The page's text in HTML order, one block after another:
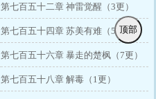
第七百五十二章 神雷觉醒（3更）
第七百五十四章 苏美有难（5更）
第七百五十六章 暴走的楚枫（7更）
第七百五十八章 解毒（1更）
顶部